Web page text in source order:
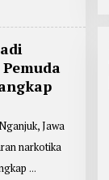
Jawa
narkotika